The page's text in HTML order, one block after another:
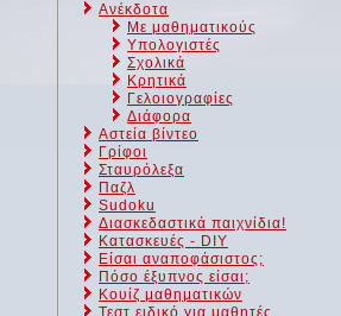
Ανέκδοτα
Με μαθηματικούς
Υπολογιστές
Σχολικά
Κρητικά
Γελοιογραφίες
Διάφορα
Αστεία βίντεο
Γρίφοι
Σταυρόλεξα
Παζλ
Sudoku
Διασκεδαστικά παιχνίδια!
Κατασκευές - DIY
Είσαι αναποφάσιστος;
Πόσο έξυπνος είσαι;
Kουίζ μαθηματικών
Τεστ ειδικό για μαθητές